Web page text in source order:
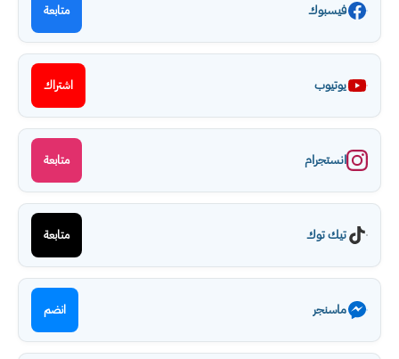
فيسبوك متابعة
يوتيوب اشتراك
انستجرام متابعة
تيك توك متابعة
ماسنجر انضم